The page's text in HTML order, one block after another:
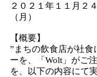
２０２１年１１月２
（月）
【概要】
”まちの飲食店が社食
ーを、「Wolt」がご
を、以下の内容にて